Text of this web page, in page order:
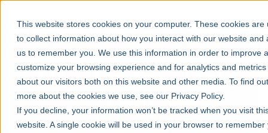
This website stores cookies on your computer. These cookies are
to collect information about how you interact with our website and
us to remember you. We use this information in order to improve
customize your browsing experience and for analytics and metrics
about our visitors both on this website and other media. To find out
more about the cookies we use, see our Privacy Policy.
If you decline, your information won’t be tracked when you visit
website. A single cookie will be used in your browser to remember
SAFe for Architects
(ARCH)